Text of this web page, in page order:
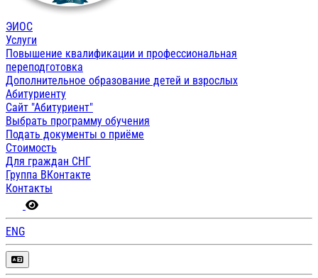
ЭИОС
Услуги
Повышение квалификации и профессиональная
переподготовка
Дополнительное образование детей и взрослых
Абитуриенту
Сайт "Абитуриент"
Выбрать программу обучения
Подать документы о приёме
Стоимость
Для граждан СНГ
Группа ВКонтакте
Контакты
ENG